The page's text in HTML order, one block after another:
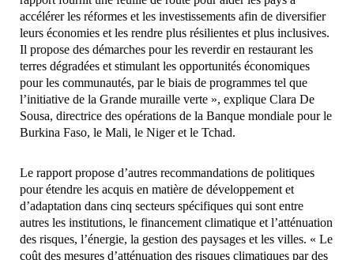
accélérer les réformes et les investissements afin de diversifier
leurs économies et les rendre plus résilientes et plus inclusives.
Il propose des démarches pour les reverdir en restaurant les
terres dégradées et stimulant les opportunités économiques
pour les communautés, par le biais de programmes tel que
l’initiative de la Grande muraille verte », explique Clara De
Sousa, directrice des opérations de la Banque mondiale pour le
Burkina Faso, le Mali, le Niger et le Tchad.
Le rapport propose d’autres recommandations de politiques
pour étendre les acquis en matière de développement et
d’adaptation dans cinq secteurs spécifiques qui sont entre
autres les institutions, le financement climatique et l’atténuation
des risques, l’énergie, la gestion des paysages et les villes. « Le
coût des mesures d’atténuation des risques climatiques par des